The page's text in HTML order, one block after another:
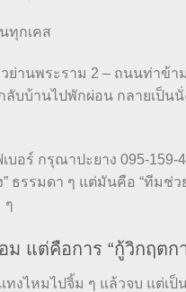
ทุกเคส
านพระราม 2 – ถนนท่าข้า
ลับบ้านไปพักผ่อน กลายเป็
อร์ กรุณาปะยาง 095-
” ธรรมดา ๆ แต่มันคือ “ทีม
ๆ
แต่คือการ “กู้วิกฤตก
งไหมไปจิ้ม ๆ แล้วจบ แต่เ